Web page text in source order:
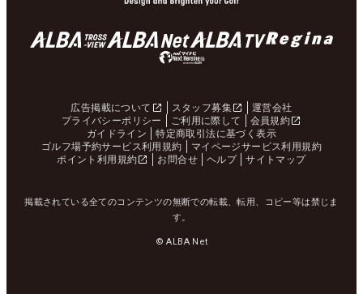
広告掲載について スタッフ募集
運営会社
プライバシーポリシー
ご利用に際して
会員規約
ガイドライン
特定商取引法に基づく表示
ゴルフ場予約サービス利用規約
マイページサービス利用規約
ポイント利用規約
お問合せ ヘルプ サイトマップ
掲載されている全てのコンテンツの無断での転載、転用、コピー等は禁じま
す。
© ALBA Net